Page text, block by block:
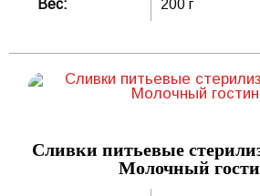
Вес: 200 г
Сливки питьевые
Молочный